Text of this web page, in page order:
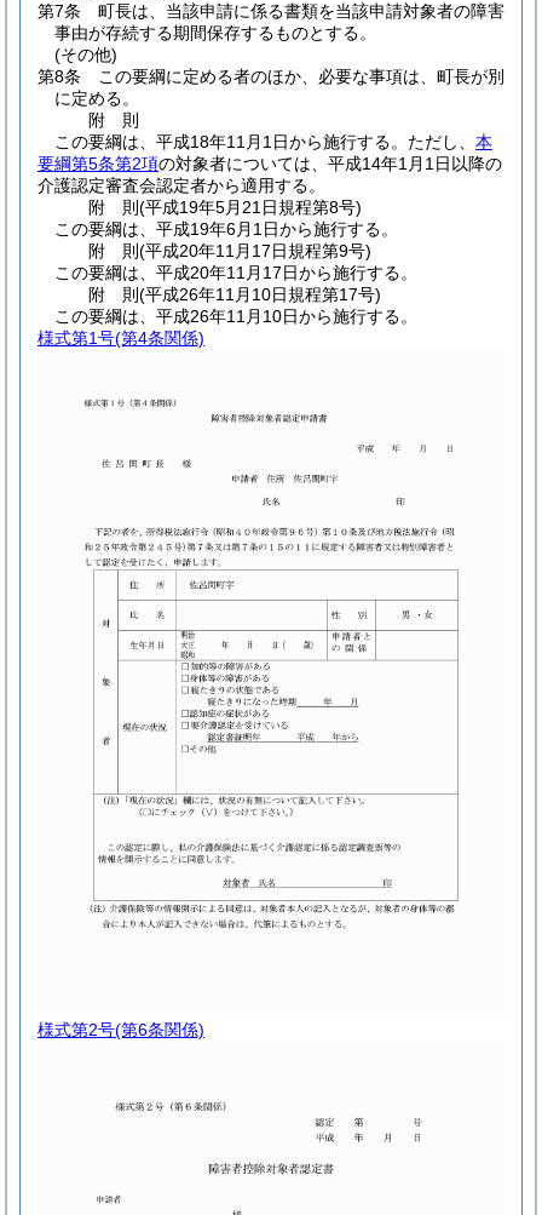
第7条
町長は、当該申請に係る書類を当該申請対象者の障害
事由が存続する期間保存するものとする。
(その他)
第8条
この要綱に定める者のほか、必要な事項は、町長が別
に定める。
附 則
この要綱は、平成18年11月1日から施行する。 ただし、 本
要綱第5条第2項の対象者については、平成14年1月1日以降の
介護認定審査会認定者から適用する。
附 則(平成19年5月21日規程第8号)
この要綱は、平成19年6月1日から施行する。
附 則(平成20年11月17日規程第9号)
この要綱は、平成20年11月17日から施行する。
附 則(平成26年11月10日規程第17号)
この要綱は、平成26年11月10日から施行する。
様式第1号(第4条関係)
様式第2号(第6条関係)